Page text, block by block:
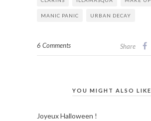
MANIC PANIC URBAN DECAY
6 Comments Share
YOU MIGHT ALSO LIKE
Joyeux Halloween !